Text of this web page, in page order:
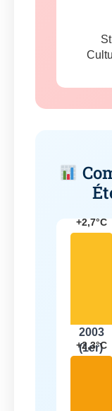
+2,7°C
2003
(1er)
+2,3°C